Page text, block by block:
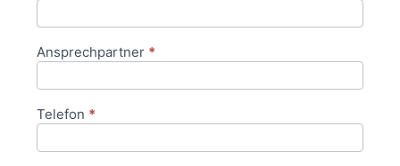
Ansprechpartner *
Telefon *